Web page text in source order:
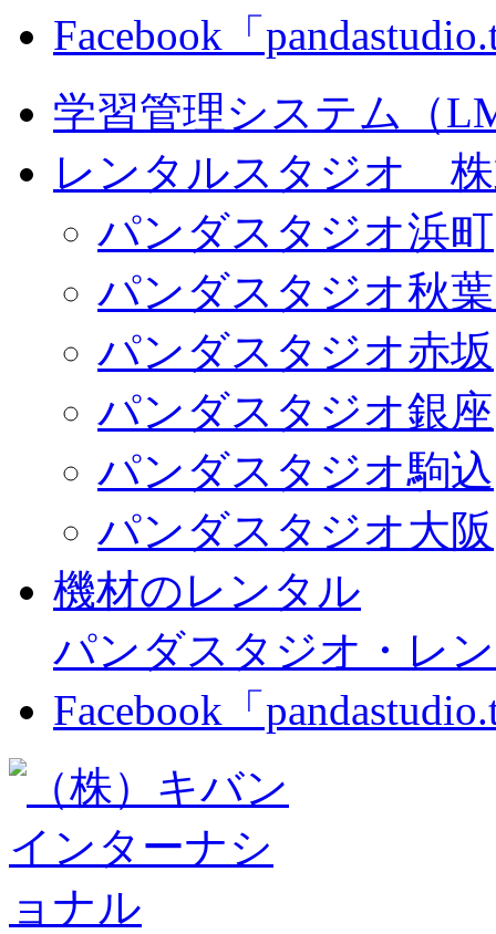
Facebook「
学習管理システム（
レンタルスタジオ 株
パンダスタジオ浜町
パンダスタジオ秋
パンダスタジオ赤坂
パンダスタジオ銀座
パンダスタジオ駒込
パンダスタジオ大阪
機材のレンタル
パンダスタジオ・レ
Facebook「